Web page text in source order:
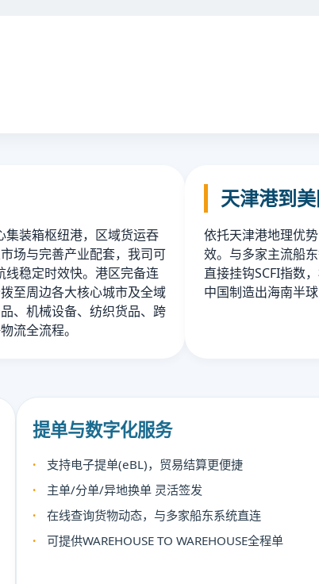
装箱枢纽港，区域货运吞
场与完善产业配套，我司可
稳定时效快。港区完备连
至周边各大核心城市及全域
、机械设备、纺织货品、跨
流全流程。
天津港到
依托天津港地理优
效。与多家主流船
直接挂钩SCFI指数
中国制造出海南半球
提单与数字化服务
支持电子提单(eBL)，贸易结算更便捷
主单/分单/异地换单 灵活签发
在线查询货物动态，与多家船东系统直连
可提供WAREHOUSE TO WAREHOUSE全程单